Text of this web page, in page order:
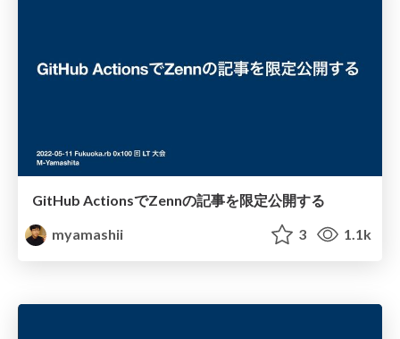
GitHub ActionsでZennの記事を限定公開する
myamashii
3 1.1k